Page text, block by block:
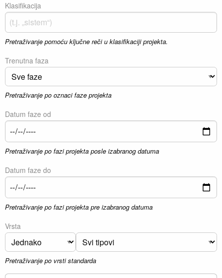
Klasifikacija
Pretraživanje pomoću ključne reči u klasifikaciji projekta.
Trenutna faza
Pretraživanje po oznaci faze projekta
Datum faze od
Pretraživanje po fazi projekta posle izabranog datuma
Datum faze do
Pretraživanje po fazi projekta pre izabranog datuma
Vrsta
Pretraživanje po vrsti standarda